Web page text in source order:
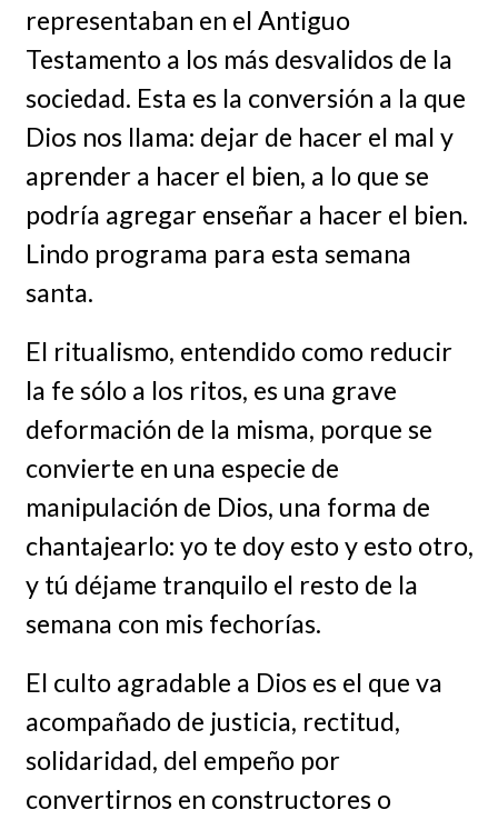
representaban en el Antiguo
Testamento a los más desvalidos de la
sociedad. Esta es la conversión a la que
Dios nos llama: dejar de hacer el mal y
aprender a hacer el bien, a lo que se
podría agregar enseñar a hacer el bien.
Lindo programa para esta semana
santa.
El ritualismo, entendido como reducir
la fe sólo a los ritos, es una grave
deformación de la misma, porque se
convierte en una especie de
manipulación de Dios, una forma de
chantajearlo: yo te doy esto y esto otro,
y tú déjame tranquilo el resto de la
semana con mis fechorías.
El culto agradable a Dios es el que va
acompañado de justicia, rectitud,
solidaridad, del empeño por
convertirnos en constructores o